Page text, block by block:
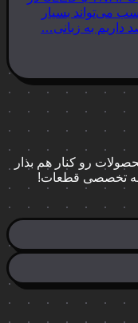
می‌تواند بسیار
داریم به زبانی…
رو کنار هم بذار
تخصصی قطعات!